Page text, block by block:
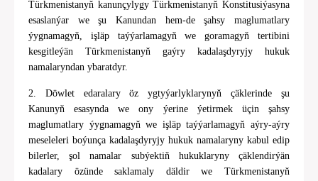
Türkmenistanyň kanunçylygy Türkmenistanyň Konstitusiýasyna
esaslanýar we şu Kanundan hem-de şahsy maglumatlary
ýygnamagyň, işläp taýýarlamagyň we goramagyň tertibini
kesgitleýän Türkmenistanyň gaýry kadalaşdyryjy hukuk
namalaryndan ybaratdyr.
2. Döwlet edaralary öz ygtyýarlyklarynyň çäklerinde şu
Kanunyň esasynda we ony ýerine ýetirmek üçin şahsy
maglumatlary ýygnamagyň we işläp taýýarlamagyň aýry-aýry
meseleleri boýunça kadalaşdyryjy hukuk namalaryny kabul edip
bilerler, şol namalar subýektiň hukuklaryny çäklendirýän
kadalary özünde saklamaly däldir we Türkmenistanyň